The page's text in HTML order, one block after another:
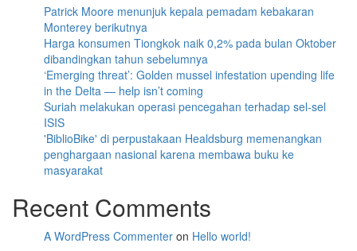
Patrick Moore menunjuk kepala pemadam kebakaran
Monterey berikutnya
Harga konsumen Tiongkok naik 0,2% pada bulan Oktober
dibandingkan tahun sebelumnya
‘Emerging threat’: Golden mussel infestation upending life
in the Delta — help isn’t coming
Suriah melakukan operasi pencegahan terhadap sel-sel
ISIS
'BiblioBike' di perpustakaan Healdsburg memenangkan
penghargaan nasional karena membawa buku ke
masyarakat
Recent Comments
A WordPress Commenter on Hello world!